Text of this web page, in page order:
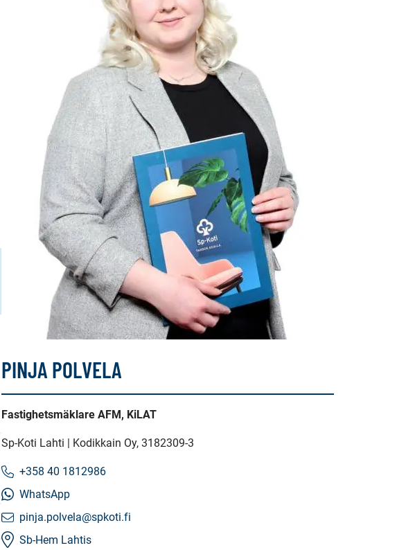
PINJA POLVELA
Fastighetsmäklare AFM, KiLAT
Sp-Koti Lahti | Kodikkain Oy, 3182309-3
+358 40 1812986
WhatsApp
pinja.polvela@spkoti.fi
Sb-Hem Lahtis